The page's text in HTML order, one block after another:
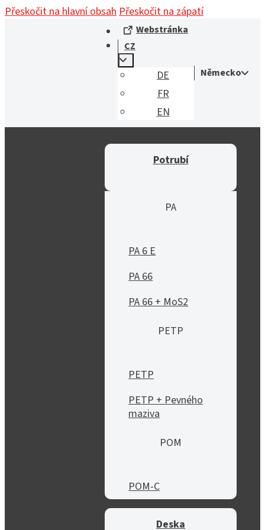
Přeskočit na hlavní obsahPřeskočit na zápatí
Webstránka
CZ
DE
FR
EN
Německo
Potrubí
PA
PA 6 E
PA 66
PA 66 + MoS2
PETP
PETP
PETP + Pevného
maziva
POM
POM-C
Deska